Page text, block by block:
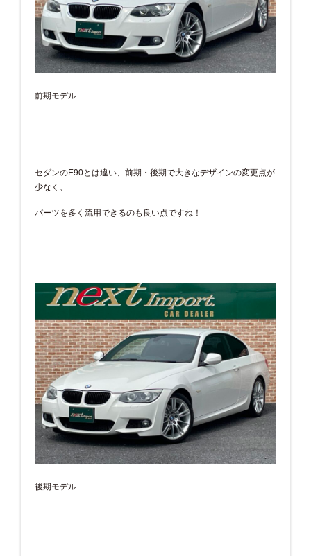
前期モデル
セダンのE90とは違い、前期・後期で大きなデザインの変更点が
少なく、
パーツを多く流用できるのも良い点ですね！
後期モデル